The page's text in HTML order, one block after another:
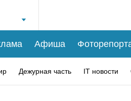
Афиша
Дежурная часть IT новости